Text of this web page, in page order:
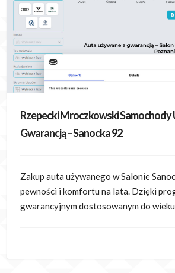
Rzepecki Mroczkowski Samochody
Gwarancją – Sanocka 92
Zakup auta używanego w Salonie
pewności i komfortu na lata. Dzięki
gwarancyjnym dostosowanym do wieku